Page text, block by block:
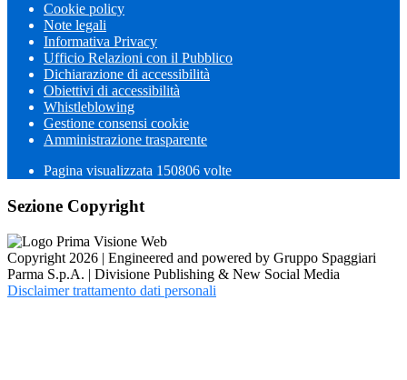
Cookie policy
Note legali
Informativa Privacy
Ufficio Relazioni con il Pubblico
Dichiarazione di accessibilità
Obiettivi di accessibilità
Whistleblowing
Gestione consensi cookie
Amministrazione trasparente
Pagina visualizzata 150806 volte
Sezione Copyright
Copyright 2026 | Engineered and powered by Gruppo Spaggiari
Parma S.p.A. | Divisione Publishing & New Social Media
Disclaimer trattamento dati personali